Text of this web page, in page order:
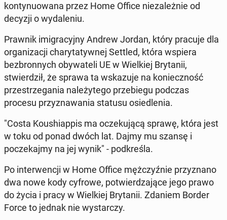
kon­tyn­uowana przez Home Office nieza­leżnie od
decyzji o wydale­niu.
Prawnik imi­gra­cyjny Andrew Jordan, który pracuje dla
or­ga­ni­za­cji chary­taty­wnej Settled, która wspiera
bezbron­nych oby­wa­teli UE w Wielkiej Bry­tanii,
stwierdz­ił, że sprawa ta wskazu­je na konieczność
przestrze­ga­nia należytego prze­biegu podczas
procesu przyz­nawa­nia statusu osiedle­nia.
"Costa Koushi­ap­pis ma oczeku­jącą sprawę, która jest
w toku od ponad dwóch lat. Dajmy mu szansę i
poczeka­jmy na jej wynik" - pod­kreśla.
Po in­ter­wencji w Home Office mężczyźnie przyz­nano
dwa nowe kody cyfrowe, potwierdza­jące jego prawo
do życia i pracy w Wielkiej Bry­tanii. Zdaniem Border
Force to jednak nie wystar­czy.